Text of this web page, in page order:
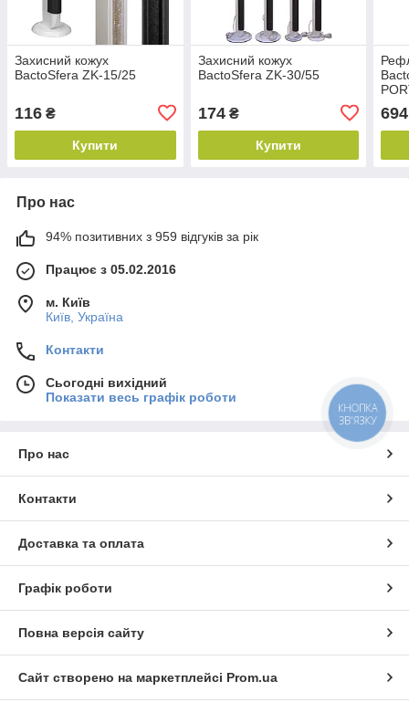
Захисний кожух
BactoSfera ZK-15/25
116 ₴
Купити
Захисний кожух
BactoSfera ZK-30/55
174₴
Купити
694
Про нас
94% позитивних з 959 відгуків за рік
Працює з 05.02.2016
м. Київ
Київ, Україна
Контакти
Сьогодні вихідний
Показати весь графік роботи
Про нас
Контакти
Доставка та оплата
Графік роботи
Повна версія сайту
Сайт створено на маркетплейсі Prom.ua
КНОПКА
ЗВ'ЯЗКУ